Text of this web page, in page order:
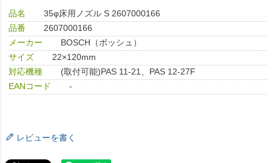
品名
35φ床用ノズル S 2607000166
品番
2607000166
メーカー
BOSCH（ボッシュ）
サイズ
22×120mm
対応機種
(取付可能)PAS 11-21、PAS 12-27F
EANコード
-
レビューを書く